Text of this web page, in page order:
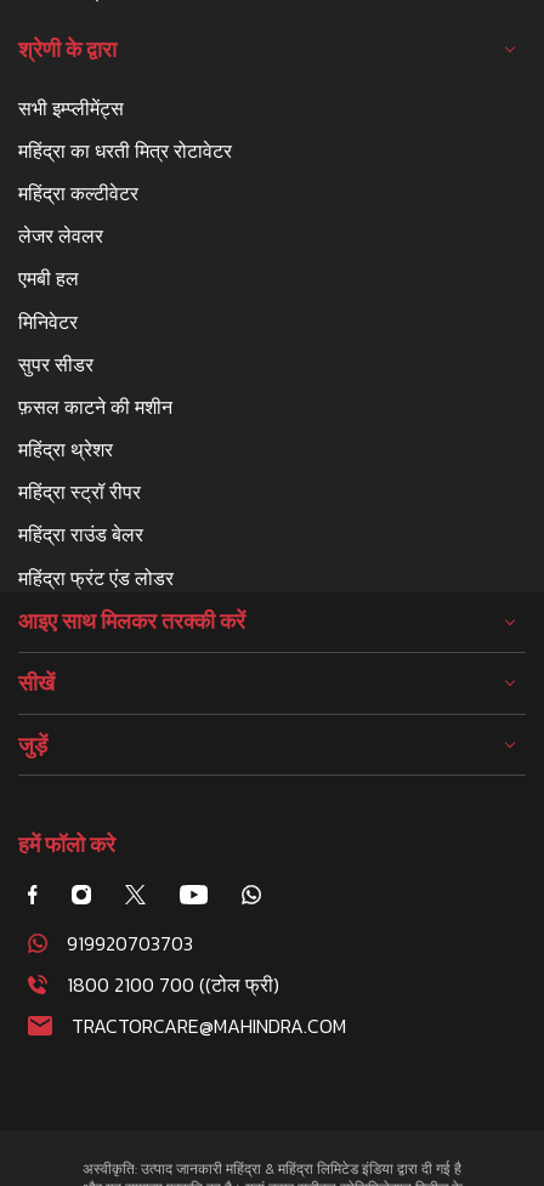
श्रेणी के द्वारा
सभी इम्प्लीमेंट्स
महिंद्रा का धरती मित्र रोटावेटर
महिंद्रा कल्टीवेटर
लेजर लेवलर
एमबी हल
मिनिवेटर
सुपर सीडर
फ़सल काटने की मशीन
महिंद्रा थ्रेशर
महिंद्रा स्ट्रॉ रीपर
महिंद्रा राउंड बेलर
महिंद्रा फ्रंट एंड लोडर
आइए साथ मिलकर तरक्की करें
सीखें
जुड़ें
हमें फॉलो करे
919920703703
1800 2100 700 ((टोल फ्री)
TRACTORCARE@MAHINDRA.COM
अस्वीकृति: उत्पाद जानकारी महिंद्रा & महिंद्रा लिमिटेड इंडिया द्वारा दी गई है